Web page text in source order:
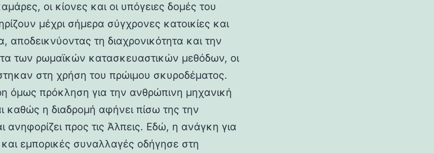
οι κίονες και οι υπόγειες δομές του
μέχρι σήμερα σύγχρονες κατοικίες και
αποδεικνύοντας τη διαχρονικότητα και την
των ρωμαϊκών κατασκευαστικών μεθόδων, οι
στη χρήση του πρώιμου σκυροδέματος.
όμως πρόκληση για την ανθρώπινη μηχανική
καθώς η διαδρομή αφήνει πίσω της την
ανηφορίζει προς τις Άλπεις. Εδώ, η ανάγκη για
και εμπορικές συναλλαγές οδήγησε στη